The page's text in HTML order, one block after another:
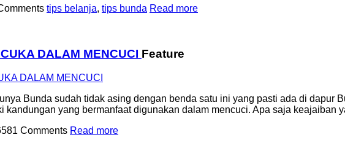
tips belanja, tips bunda Read more
DALAM MENCUCI Feature
Bunda sudah tidak asing dengan benda satu ini yang pasti ada di dapur
kandungan yang bermanfaat digunakan dalam mencuci. Apa saja keajaiban
Comments Read more